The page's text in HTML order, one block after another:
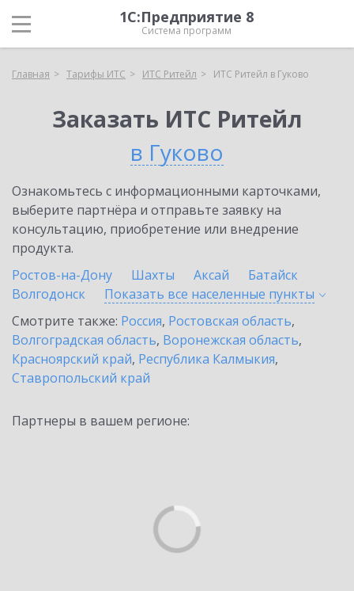
1С:Предприятие 8
Система программ
Главная Тарифы ИТС ИТС Ритейл ИТС Ритейл в Гуково
Заказать ИТС Ритейл
в Гуково
Ознакомьтесь с информационными карточками,
выберите партнёра и отправьте заявку на
консультацию, приобретение или внедрение
продукта.
Ростов-на-Дону
Шахты Аксай
Батайск
Волгодонск
Показать все населенные пункты
Смотрите также: Россия, Ростовская область,
Волгоградская область, Воронежская область,
Красноярский край, Республика Калмыкия,
Ставропольский край
Партнеры в вашем регионе: